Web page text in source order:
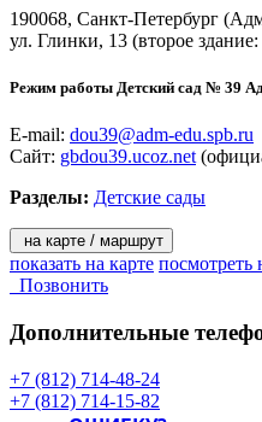
190068, Санкт-Петербург
ул. Глинки, 13 (второе
Режим работы Детский сад № 39
E-mail: dou39@adm-edu.spb.ru
Сайт: gbdou39.ucoz.net
Разделы: Детские сады
на карте / маршрут
показать на карте посмотреть
Позвонить
Дополнительные
+7 (812) 714-48-24
+7 (812) 714-15-82